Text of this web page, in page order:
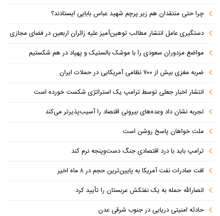
چرا حتی منتقدان هم زیر پرچم شهید عباس بابایی ایستادند؟
دستگیری عامل انتشار مطالب توهین‌آمیز علیه زائران اربعین در فضای مجازی
مواضع مزدوران سعودی را با موشک بالستیک و پهپاد در هم شکستیم
ضربه مغزی بیش از ۷۰۰ نظامی آمریکایی در حملات ایران
انتشار اخبار جعلی توسط ترامپ یک استراتژی شکست خورده است
تجربه نشان داد وعده‌های بیرونی اقتصاد را آسیب‌پذیرتر می‌کند
ملت خواهان پاسخ روشن است
ترامپ باید با درد اقتصادیِ جنگ دست‌و‌پنجه نرم کند
افت صادرات نفت آمریکا به پایین‌ترین حجم در ۸ ماه اخیر
انصارالله حمله به یک نفتکش عربستان را تأیید کرد
حادثه امنیتی دریایی در جنوب شرقی عدن